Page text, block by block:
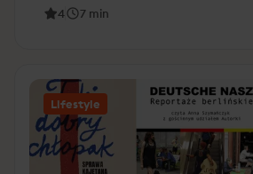
4 7 min
Lifestyle